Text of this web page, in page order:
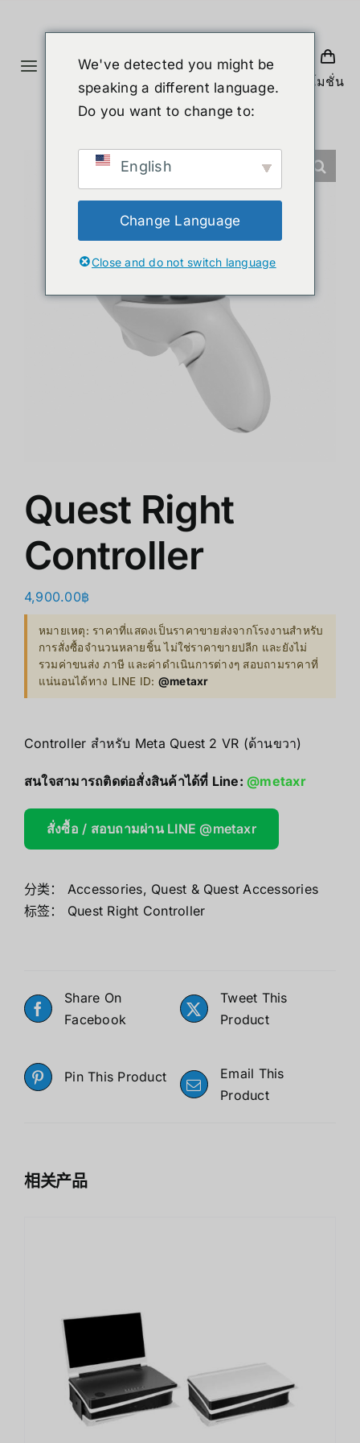
Toggle
Navigation
โปรโมชั่น
Quest Right
Controller
4,900.00฿
หมายเหตุ: ราคาที่แสดงเป็นราคาขายส่งจากโรงงานสำหรับ
การสั่งซื้อจำนวนหลายชิ้น ไม่ใช่ราคาขายปลีก และยังไม่
รวมค่าขนส่ง ภาษี และค่าดำเนินการต่างๆ สอบถามราคาที่
แน่นอนได้ทาง LINE ID: @metaxr
Controller สำหรับ Meta Quest 2 VR (ด้านขวา)
สนใจสามารถติดต่อสั่งสินค้าได้ที่ Line:@metaxr
สั่งซื้อ / สอบถามผ่าน LINE @metaxr
分类： Accessories, Quest & Quest Accessories
标签： Quest Right Controller
Share On
Facebook
Tweet This
Product
Pin This Product
Email This
Product
相关产品
We've detected you might be
speaking a different language.
Do you want to change to:
English
Change Language
Close and do not switch language